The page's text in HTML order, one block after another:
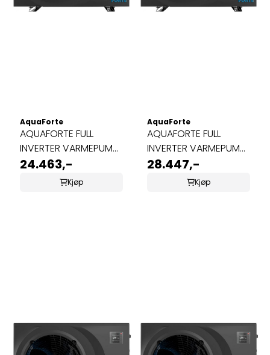
AquaForte
AQUAFORTE FULL
INVERTER VARMEPUMPE
9,5KW
24.463,-
Kjøp
AquaForte
AQUAFORTE FULL
INVERTER VARMEPUMPE
11,5KW
28.447,-
Kjøp